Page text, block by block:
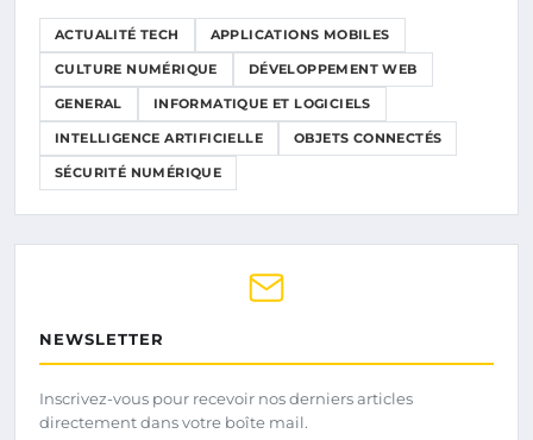
ACTUALITÉ TECH APPLICATIONS MOBILES
CULTURE NUMÉRIQUE DÉVELOPPEMENT WEB
GENERAL INFORMATIQUE ET LOGICIELS
INTELLIGENCE ARTIFICIELLE OBJETS CONNECTÉS
SÉCURITÉ NUMÉRIQUE
NEWSLETTER
Inscrivez-vous pour recevoir nos derniers articles
directement dans votre boîte mail.